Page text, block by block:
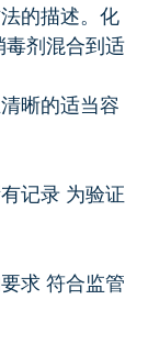
的描述。化
剂混合到适
晰的适当容
记录 为验证
求 符合监管